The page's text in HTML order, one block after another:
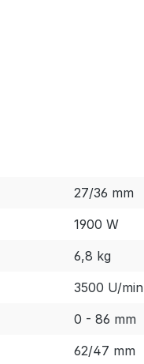
27/36 mm
1900 W
6,8 kg
3500 U/min
0 - 86 mm
62/47 mm